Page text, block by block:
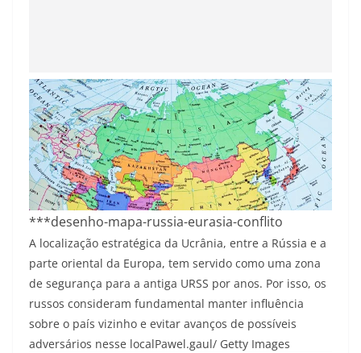
***desenho-mapa-russia-eurasia-conflito
A localização estratégica da Ucrânia, entre a Rússia e a
parte oriental da Europa, tem servido como uma zona
de segurança para a antiga URSS por anos. Por isso, os
russos consideram fundamental manter influência
sobre o país vizinho e evitar avanços de possíveis
adversários nesse localPawel.gaul/ Getty Images